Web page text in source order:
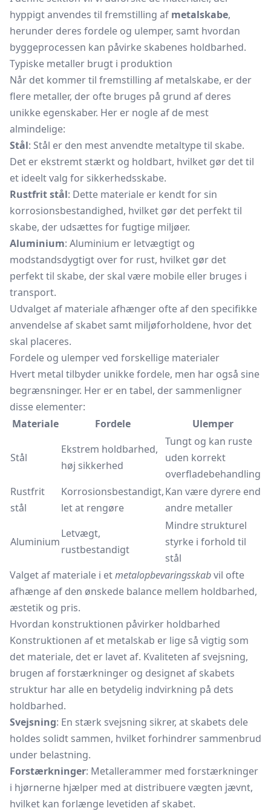
hyppigt anvendes til fremstilling af metalskabe,
herunder deres fordele og ulemper, samt hvordan
byggeprocessen kan påvirke skabenes holdbarhed.
Typiske metaller brugt i produktion
Når det kommer til fremstilling af metalskabe, er der
flere metaller, der ofte bruges på grund af deres
unikke egenskaber. Her er nogle af de mest
almindelige:
Stål: Stål er den mest anvendte metaltype til skabe.
Det er ekstremt stærkt og holdbart, hvilket gør det til
et ideelt valg for sikkerhedsskabe.
Rustfrit stål: Dette materiale er kendt for sin
korrosionsbestandighed, hvilket gør det perfekt til
skabe, der udsættes for fugtige miljøer.
Aluminium: Aluminium er letvægtigt og
modstandsdygtigt over for rust, hvilket gør det
perfekt til skabe, der skal være mobile eller bruges i
transport.
Udvalget af materiale afhænger ofte af den specifikke
anvendelse af skabet samt miljøforholdene, hvor det
skal placeres.
Fordele og ulemper ved forskellige materialer
Hvert metal tilbyder unikke fordele, men har også sine
begrænsninger. Her er en tabel, der sammenligner
disse elementer:
Materiale
Fordele Ulemper
Stål
Ekstrem holdbarhed,
høj sikkerhed
Tungt og kan ruste
uden korrekt
overfladebehandling
Rustfrit
stål
Korrosionsbestandigt,
let at rengøre
Kan være dyrere end
andre metaller
Aluminium
Letvægt,
rustbestandigt
Mindre strukturel
styrke i forhold til
stål
Valget af materiale i etmetalopbevaringsskabvil ofte
afhænge af den ønskede balance mellem holdbarhed,
æstetik og pris.
Hvordan konstruktionen påvirker holdbarhed
Konstruktionen af et metalskab er lige så vigtig som
det materiale, det er lavet af. Kvaliteten af svejsning,
brugen af forstærkninger og designet af skabets
struktur har alle en betydelig indvirkning på dets
holdbarhed.
Svejsning: En stærk svejsning sikrer, at skabets dele
holdes solidt sammen, hvilket forhindrer sammenbrud
under belastning.
Forstærkninger: Metallerammer med forstærkninger
i hjørnerne hjælper med at distribuere vægten jævnt,
hvilket kan forlænge levetiden af skabet.